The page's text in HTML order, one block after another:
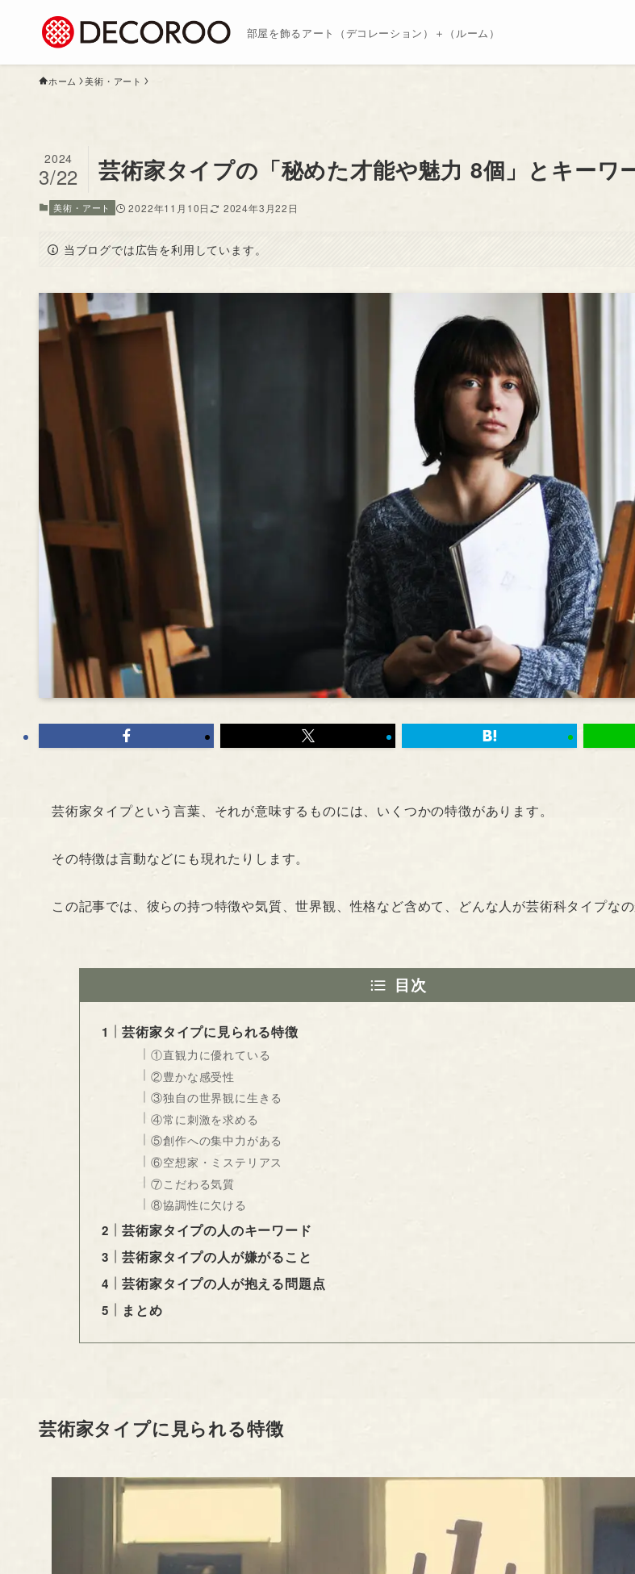
部屋を飾るアート（デコレーション）＋（ルーム）
ホーム 美術・アート
芸術家タイプの「秘めた才能や魅力 8個」とキーワ
2024
3/22
美術・アート 2022年11月10日 2024年3月22日
当ブログでは広告を利用しています。
芸術家タイプという言葉、それが意味するものには、いくつかの特徴があります。
その特徴は言動などにも現れたりします。
この記事では、彼らの持つ特徴や気質、世界観、性格など含めて、どんな人が芸術科タイプなの
目次
芸術家タイプに見られる特徴
①直観力に優れている
②豊かな感受性
③独自の世界観に生きる
④常に刺激を求める
⑤創作への集中力がある
⑥空想家・ミステリアス
⑦こだわる気質
⑧協調性に欠ける
芸術家タイプの人のキーワード
芸術家タイプの人が嫌がること
芸術家タイプの人が抱える問題点
まとめ
芸術家タイプに見られる特徴